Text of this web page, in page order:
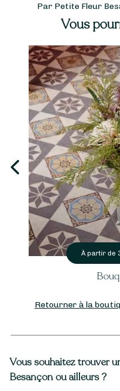
Par Petite Fleur
Vous
À partir de
Retourner à la
Vous souhaitez trouver
Besançon ou ailleurs ?